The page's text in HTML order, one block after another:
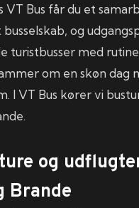
VT Bus får du et
og
turistbusser med
om en skøn dag
I VT Bus kører vi
og
Brande